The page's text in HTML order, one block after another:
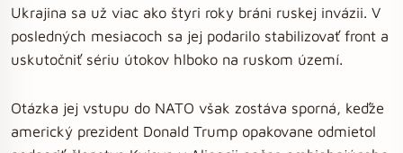
Ukrajina sa už viac ako štyri roky bráni ruskej invázii. V
posledných mesiacoch sa jej podarilo stabilizovať front a
uskutočniť sériu útokov hlboko na ruskom území.
Otázka jej vstupu do NATO však zostáva sporná, keďže
americký prezident Donald Trump opakovane odmietol